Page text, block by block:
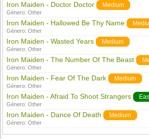
Iron Maiden - Doctor Doctor Medium
Género:Other
Iron Maiden - Hallowed Be Thy Name
Género:Other
Iron Maiden - Wasted Years Medium
Género:Other
Iron Maiden - The Number Of The Beast
Género:Other
Iron Maiden - Fear Of The Dark Medium
Género:Other
Iron Maiden - Afraid To Shoot Strangers
Género:Other
Iron Maiden - Dance Of Death Medium
Género:Other